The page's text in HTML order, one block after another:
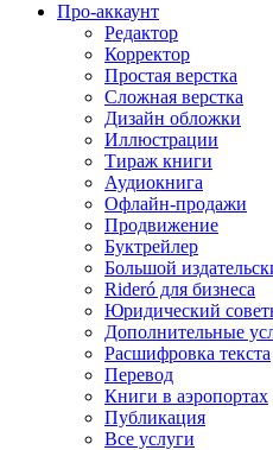
Про-аккаунт
Редактор
Корректор
Простая верстка
Сложная верстка
Дизайн обложки
Иллюстрации
Тираж книги
Аудиокнига
Офлайн-продажи
Продвижение
Буктрейлер
Большой
Rideró для бизнеса
Юридический
Дополнительные
Расшифровка текста
Перевод
Книги в аэропортах
Публикация
Все услуги